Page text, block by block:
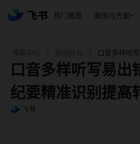
热门推荐 案例与方案
口音多样听写易出
纪要精准识别提高
飞书